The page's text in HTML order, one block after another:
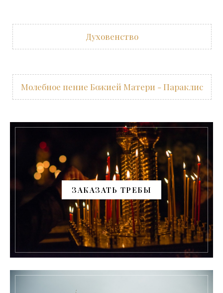
Духовенство
Молебное пение Божией Матери - Параклис
ЗАКАЗАТЬ ТРЕБЫ